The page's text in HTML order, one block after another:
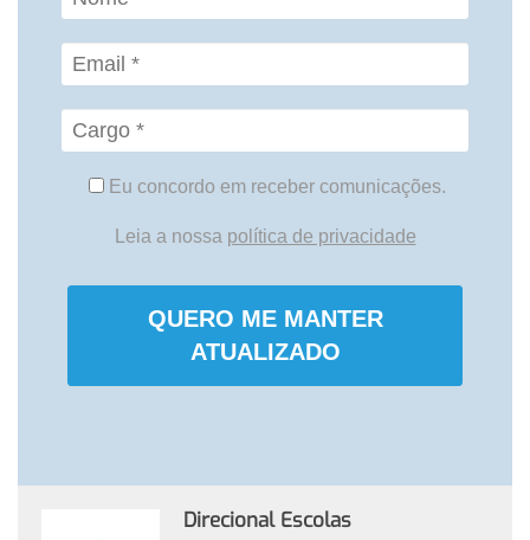
Eu concordo em receber comunicações.
Leia a nossa política de privacidade
QUERO ME MANTER
ATUALIZADO
Direcional Escolas